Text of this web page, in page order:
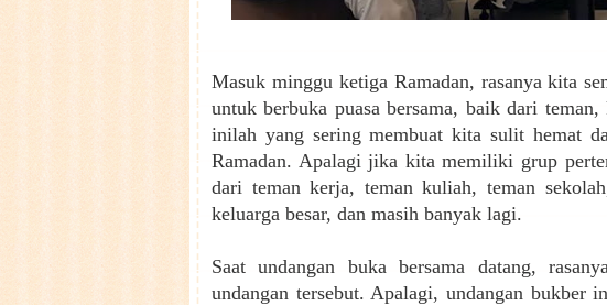
Masuk minggu ketiga Ramadan, rasanya kita
untuk berbuka puasa bersama, baik dari
inilah yang sering membuat kita sulit hemat
Ramadan. Apalagi jika kita memiliki grup
dari teman kerja, teman kuliah, teman
keluarga besar, dan masih banyak lagi.
Saat undangan buka bersama datang,
undangan tersebut. Apalagi, undangan bukber